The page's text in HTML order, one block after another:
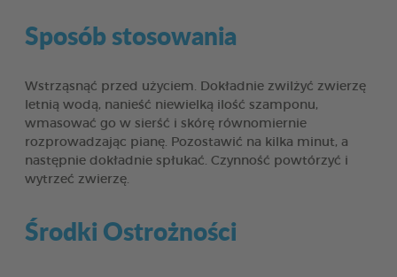
Sposób stosowania
Wstrząsnąć przed użyciem. Dokładnie zwilżyć zwierzę
letnią wodą, nanieść niewielką ilość szamponu,
wmasować go w sierść i skórę równomiernie
rozprowadzając pianę. Pozostawić na kilka minut, a
następnie dokładnie spłukać. Czynność powtórzyć i
wytrzeć zwierzę.
Środki Ostrożności